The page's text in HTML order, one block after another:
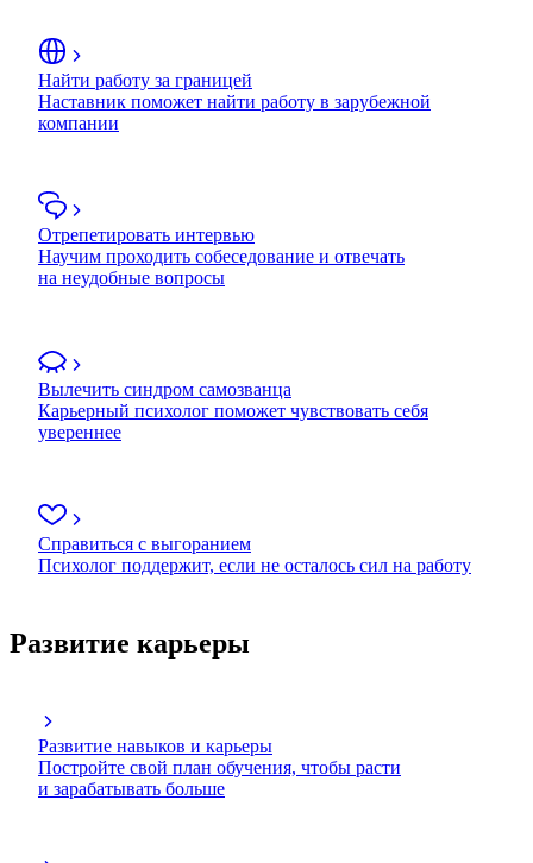
Найти работу за границей
Наставник поможет найти работу в зарубежной
компании
Отрепетировать интервью
Научим проходить собеседование и отвечать
на неудобные вопросы
Вылечить синдром самозванца
Карьерный психолог поможет чувствовать себя
увереннее
Справиться с выгоранием
Психолог поддержит, если не осталось сил на работу
Развитие карьеры
Развитие навыков и карьеры
Постройте свой план обучения, чтобы расти
и зарабатывать больше